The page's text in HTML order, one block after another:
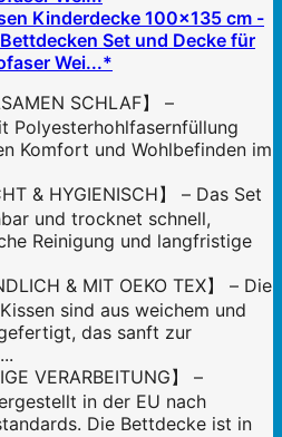
Kinderdecke 100x135 cm -
Set und Decke für
Wei...*
SCHLAF】 –
Polyesterhohlfasernfüllung
Komfort und Wohlbefinden im
& HYGIENISCH】 – Das Set
und trocknet schnell,
Reinigung und langfristige
& MIT OEKO TEX】 – Die
sind aus weichem und
das sanft zur
VERARBEITUNG】 –
in der EU nach
Die Bettdecke ist in